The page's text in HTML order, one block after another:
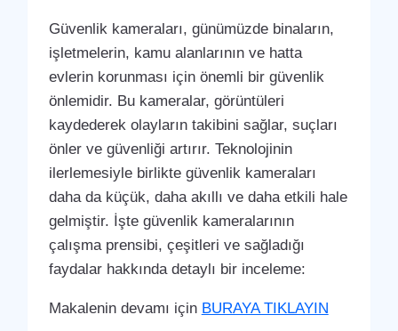
Güvenlik kameraları, günümüzde binaların,
işletmelerin, kamu alanlarının ve hatta
evlerin korunması için önemli bir güvenlik
önlemidir. Bu kameralar, görüntüleri
kaydederek olayların takibini sağlar, suçları
önler ve güvenliği artırır. Teknolojinin
ilerlemesiyle birlikte güvenlik kameraları
daha da küçük, daha akıllı ve daha etkili hale
gelmiştir. İşte güvenlik kameralarının
çalışma prensibi, çeşitleri ve sağladığı
faydalar hakkında detaylı bir inceleme:
Makalenin devamı için BURAYA TIKLAYIN